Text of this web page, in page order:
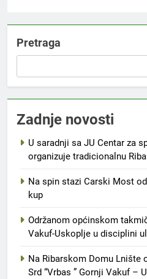
Pretraga
Zadnje novosti
U saradnji sa JU Centar za
organizuje tradicionalnu
Na spin stazi Carski Most
kup
Održanom općinskom
Vakuf-Uskoplje u disciplini
Na Ribarskom Domu Lnište
Srd “Vrbas ” Gornji Vakuf –